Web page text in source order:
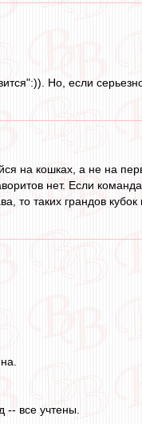
Но, если
на кошках, а не на
нет. Если
то таких грандов кубок
-- все учтены.